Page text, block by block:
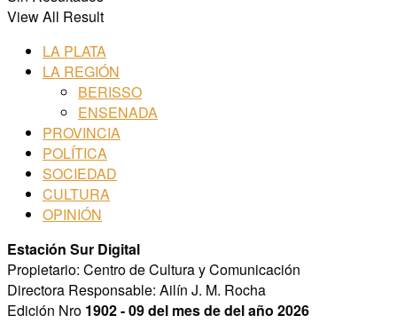
View All Result
LA PLATA
LA REGIÓN
BERISSO
ENSENADA
PROVINCIA
POLÍTICA
SOCIEDAD
CULTURA
OPINIÓN
Estación Sur Digital
Propietario: Centro de Cultura y Comunicación
Directora Responsable: Ailín J. M. Rocha
Edición Nro 1902 - 09 del mes de del año 2026